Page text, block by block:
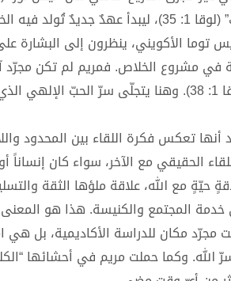
من جديد.”
توما الأكويني، ينظرون إلى البشارة
في مشروع الخلاص. فمريم لم تكن مجرّد
“هاءنذا أمة للرب، ليكن لي بحسب قولك” (لوقا 1: 38).
تعكس فكرة اللقاء بين المحدود
الحقيقي مع الآخر، سواء كان إنساناً
مع الله، علاقة ملؤها الثقة
خدمة المجتمع والكنيسة. هذا هو
مكان للدراسة الأكاديمية، بل هي
الله. وكما حملت مريم في أحشائها